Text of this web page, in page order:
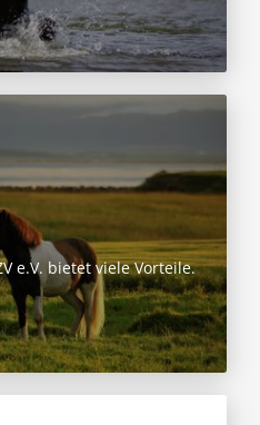
e.V. bietet viele Vorteile.